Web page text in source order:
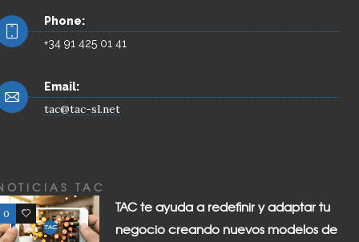
Phone:
+34 91 425 01 41
Email:
tac@tac-sl.net
TAC
0 0
TAC te ayuda a redefinir y adaptar tu
negocio creando nuevos modelos de